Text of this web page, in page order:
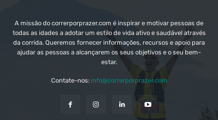
A missão do correrporprazer.com é inspirar e motivar pessoas de
todas as idades a adotar um estilo de vida ativo e saudável através
da corrida. Queremos fornecer informações, recursos e apoio para
ajudar as pessoas a alcançarem os seus objetivos e o seu bem-
estar.
Contate-nos: info@correrporprazer.com